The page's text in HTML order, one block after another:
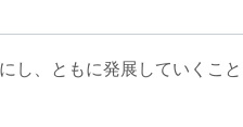
、ともに発展していくこ